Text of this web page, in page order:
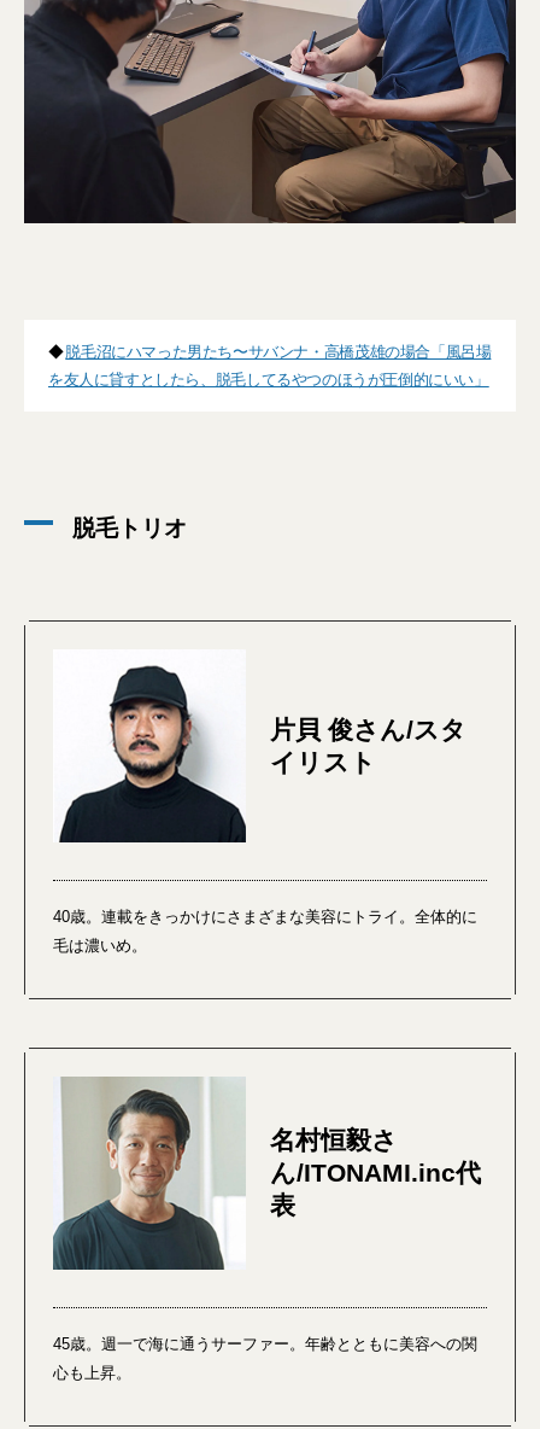
◆脱毛沼にハマった男たち〜サバンナ・高橋茂雄の場合「風呂場
を友人に貸すとしたら、脱毛してるやつのほうが圧倒的にいい」
脱毛トリオ
片貝 俊さん/スタ
イリスト
40歳。連載をきっかけにさまざまな美容にトライ。全体的に
毛は濃いめ。
名村恒毅さ
ん/ITONAMI.inc代
表
45歳。週一で海に通うサーファー。年齢とともに美容への関
心も上昇。